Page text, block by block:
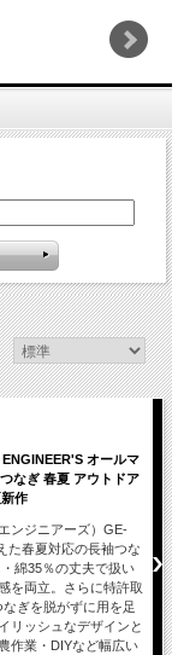
オールマ
なぎ 春夏 アウトドア
作
ンジニアーズ）GE-
た春夏対応の長袖つな
綿35％の丈夫で扱い
を両立。さらに特許取
ぎを脱がずに用を足
リッシュなデザインと
作業・DIYなど幅広い